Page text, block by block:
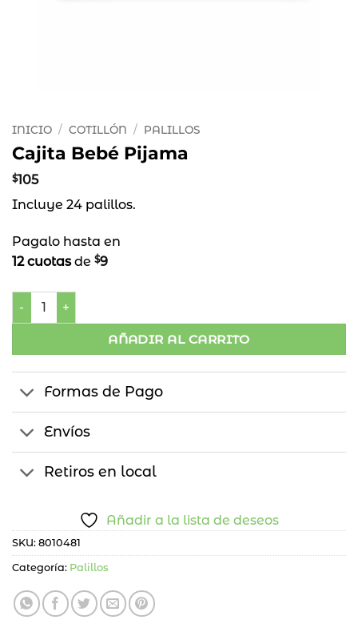
INICIO / COTILLÓN / PALILLOS
Cajita Bebé Pijama
$105
Incluye 24 palillos.
Pagalo hasta en
12 cuotasde $9
Cajita Bebé Pijama cantidad
AÑADIR AL CARRITO
Formas de Pago
Envíos
Retiros en local
Añadir a la lista de deseos
SKU: 8010481
Categoría: Palillos